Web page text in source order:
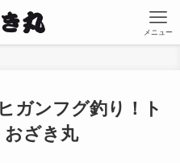
メニュー
ガンフグ釣り！ト
おざき丸